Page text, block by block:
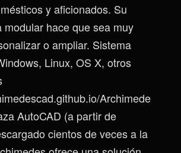
y aficionados. Su
modular hace que sea muy
o ampliar. Sistema
Linux, OS X, otros
Archimede
AutoCAD (a partir de
cientos de veces a la